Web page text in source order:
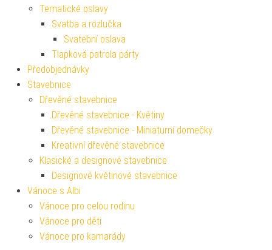
Tematické oslavy
Svatba a rozlučka
Svatební oslava
Tlapková patrola párty
Předobjednávky
Stavebnice
Dřevěné stavebnice
Dřevěné stavebnice - Květiny
Dřevěné stavebnice - Miniaturní domečky
Kreativní dřevěné stavebnice
Klasické a designové stavebnice
Designové květinové stavebnice
Vánoce s Albi
Vánoce pro celou rodinu
Vánoce pro děti
Vánoce pro kamarády